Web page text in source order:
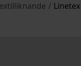
/ Linetex